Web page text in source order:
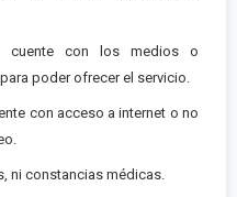
cuente con los medios o
poder ofrecer el servicio.
con acceso a internet o no
ni constancias médicas.